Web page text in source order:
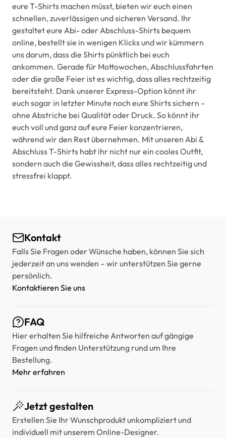
eure T-Shirts machen müsst, bieten wir euch einen
schnellen, zuverlässigen und sicheren Versand. Ihr
gestaltet eure Abi- oder Abschluss-Shirts bequem
online, bestellt sie in wenigen Klicks und wir kümmern
uns darum, dass die Shirts pünktlich bei euch
ankommen. Gerade für Mottowochen, Abschlussfahrten
oder die große Feier ist es wichtig, dass alles rechtzeitig
bereitsteht. Dank unserer Express-Option könnt ihr
euch sogar in letzter Minute noch eure Shirts sichern –
ohne Abstriche bei Qualität oder Druck. So könnt ihr
euch voll und ganz auf eure Feier konzentrieren,
während wir den Rest übernehmen. Mit unseren Abi &
Abschluss T-Shirts habt ihr nicht nur ein cooles Outfit,
sondern auch die Gewissheit, dass alles rechtzeitig und
stressfrei klappt.
Kontakt
Falls Sie Fragen oder Wünsche haben, können Sie sich
jederzeit an uns wenden – wir unterstützen Sie gerne
persönlich.
Kontaktieren Sie uns
FAQ
Hier erhalten Sie hilfreiche Antworten auf gängige
Fragen und finden Unterstützung rund um Ihre
Bestellung.
Mehr erfahren
Jetzt gestalten
Erstellen Sie Ihr Wunschprodukt unkompliziert und
individuell mit unserem Online-Designer.